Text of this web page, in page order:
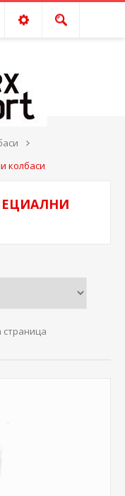
колбаси
страница